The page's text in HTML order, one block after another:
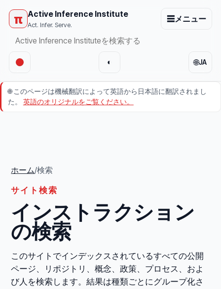
π Active Inference Institute
Act. Infer. Serve.
☰メニュー
🌐JA
◐
🌐このページは機械翻訳によって英語から日本語に翻訳されまし
た。 英語のオリジナルをご覧ください。
ホーム/検索
サイト検索
インストラクション
の検索
このサイトでインデックスされているすべての公開
ページ、リポジトリ、概念、政策、プロセス、およ
び人を検索します。結果は種類ごとにグループ化さ